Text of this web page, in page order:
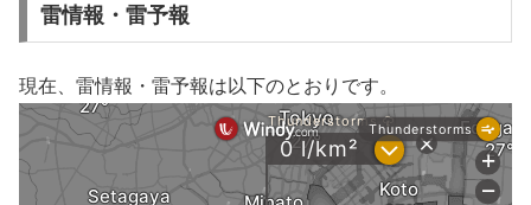
雷情報・雷予報
現在、雷情報・雷予報は以下のとおりです。